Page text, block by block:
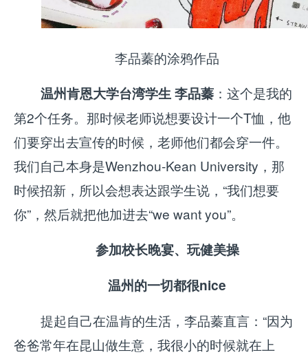
李品蓁的涂鸦作品
温州肯恩大学台湾学生 李品蓁：这个是我的
第2个任务。那时候老师说想要设计一个T恤，他
们要穿出去宣传的时候，老师他们都会穿一件。
我们自己本身是Wenzhou-Kean University，那
时候招新，所以会想表达跟学生说，“我们想要
你”，然后就把他加进去“we want you”。
参加校长晚宴、玩健美操
温州的一切都很nice
提起自己在温肯的生活，李品蓁直言：“因为
爸爸常年在昆山做生意，我很小的时候就在上